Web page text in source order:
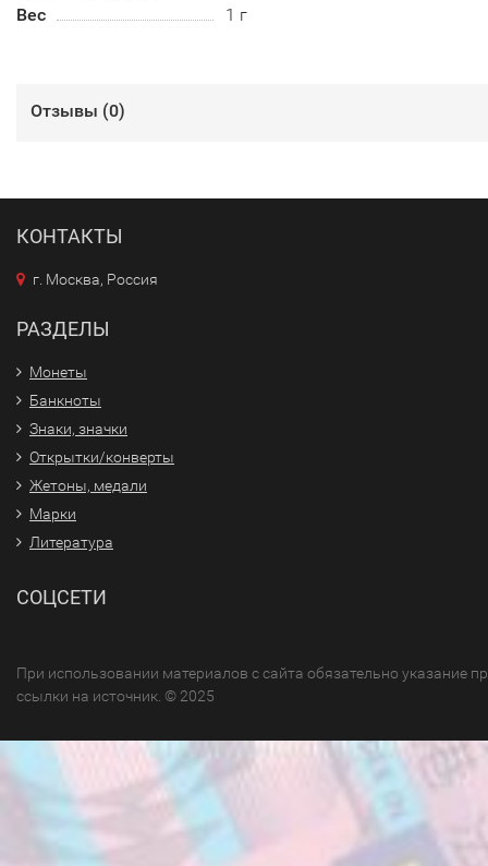
Вес
1 г
Отзывы (0)
КОНТАКТЫ
г. Москва, Россия
РАЗДЕЛЫ
Монеты
Банкноты
Знаки, значки
Открытки/конверты
Жетоны, медали
Марки
Литература
СОЦСЕТИ
При использовании материалов с сайта обязательно указание
ссылки на источник. © 2025